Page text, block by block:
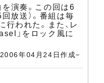
を演奏。この回は6
放送）。番組は毎
われた。また、レ
」をロック風に
年04月24日作成−